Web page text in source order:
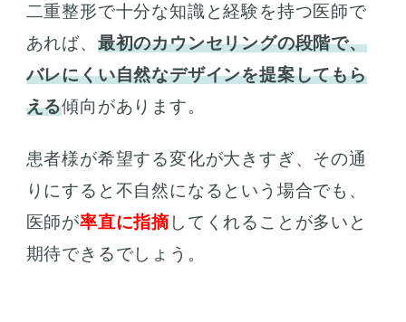
二重整形で十分な知識と経験を持つ医師で
あれば、 最初のカウンセリングの段階で、
バレにくい自然なデザインを提案してもら
える傾向があります。
患者様が希望する変化が大きすぎ、その通
りにすると不自然になるという場合でも、
医師が率直に指摘してくれることが多いと
期待できるでしょう。